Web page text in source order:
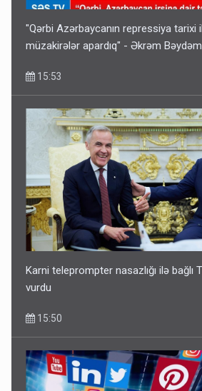
Ərdoğana sui-qəsd planının iştirakçısı
5 Avqust 16:56
"Qərbi Azərbaycanın repressiya tarixi
müzakirələr apardıq" - Əkrəm
15:53
Karni teleprompter nasazlığı ilə bağlı
vurdu
15:50